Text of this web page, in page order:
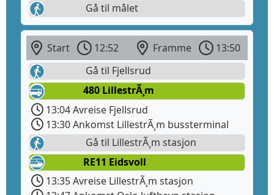
Gå til målet
Start 12:52 Framme
13:50
Gå til Fjellsrud
480 LillestrÃ¸m
13:04 Avreise Fjellsrud
13:30 Ankomst LillestrÃ¸m bussterminal
Gå til LillestrÃ¸m stasjon
RE11 Eidsvoll
13:35 Avreise LillestrÃ¸m stasjon